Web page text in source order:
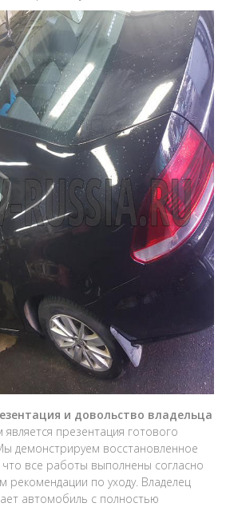
и довольство владельца
презентация готового
демонстрируем восстановленное
все работы выполнены согласно
рекомендации по уходу. Владелец
автомобиль с полностью